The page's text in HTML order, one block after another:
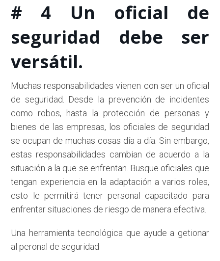
# 4 Un oficial de
seguridad debe ser
versátil.
Muchas responsabilidades vienen con ser un oficial
de seguridad. Desde la prevención de incidentes
como robos, hasta la protección de personas y
bienes de las empresas, los oficiales de seguridad
se ocupan de muchas cosas día a día. Sin embargo,
estas responsabilidades cambian de acuerdo a la
situación a la que se enfrentan. Busque oficiales que
tengan experiencia en la adaptación a varios roles,
esto le permitirá tener personal capacitado para
enfrentar situaciones de riesgo de manera efectiva.
Una herramienta tecnológica que ayude a getionar
al peronal de seguridad